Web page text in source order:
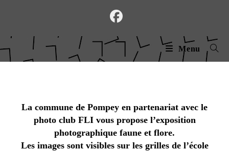
Menu
La commune de Pompey en partenariat avec le
photo club FLI vous propose l’exposition
photographique faune et flore.
Les images sont visibles sur les grilles de l’école